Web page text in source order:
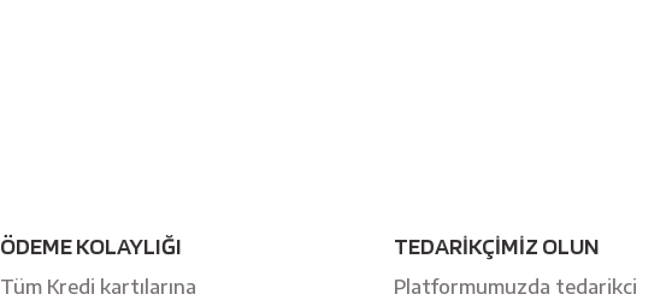
ÖDEME KOLAYLIĞI
Tüm Kredi kartılarına
TEDARİKÇİMİZ OLUN
Platformumuzda tedarikçi